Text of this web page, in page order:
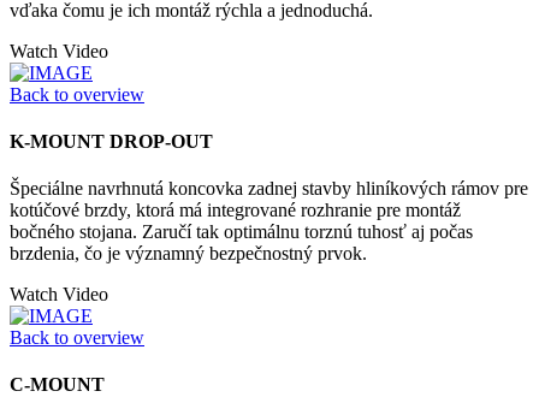
vďaka čomu je ich montáž rýchla a jednoduchá.
Watch Video
Back to overview
K-MOUNT DROP-OUT
Špeciálne navrhnutá koncovka zadnej stavby hliníkových rámov pre
kotúčové brzdy, ktorá má integrované rozhranie pre montáž
bočného stojana. Zaručí tak optimálnu torznú tuhosť aj počas
brzdenia, čo je významný bezpečnostný prvok.
Watch Video
Back to overview
C-MOUNT